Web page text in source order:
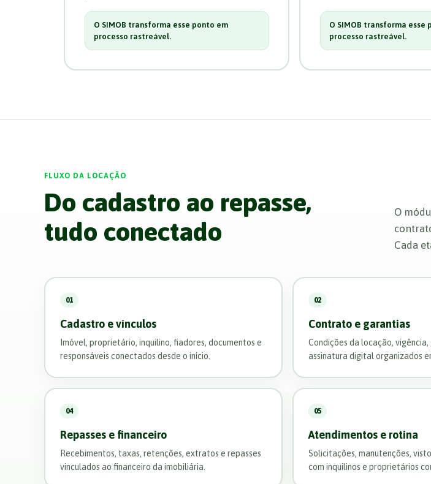
O SIMOB transforma esse ponto em
processo rastreável.
O SIMOB transforma esse
processo rastreável.
FLUXO DA LOCAÇÃO
Do cadastro ao repasse,
tudo conectado
O
Cada
01
Cadastro e vínculos
Imóvel, proprietário, inquilino, fiadores, documentos e
responsáveis conectados desde o início.
02
Contrato e garantias
Condições da locação,
assinatura digital organizados
04
Repasses e financeiro
Recebimentos, taxas, retenções, extratos e repasses
vinculados ao financeiro da imobiliária.
05
Atendimentos e rotina
Solicitações, manutenções,
com inquilinos e proprietários